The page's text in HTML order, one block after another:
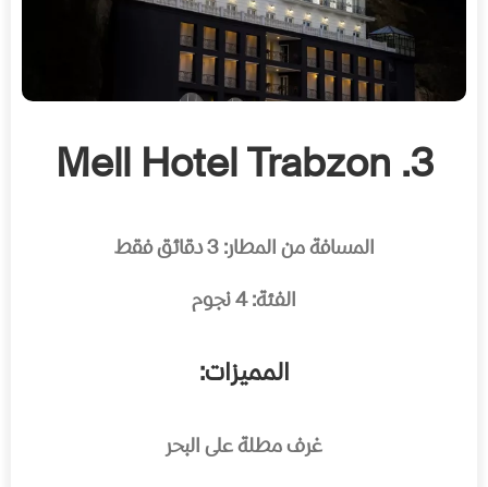
3. Mell Hotel Trabzon
المسافة من المطار: 3 دقائق فقط
الفئة: 4 نجوم
المميزات:
غرف مطلة على البحر